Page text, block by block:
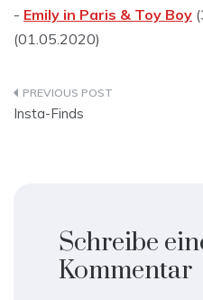
- Emily in Paris & Toy Boy
(01.05.2020)
Insta-Finds
Schreibe
Kommentar